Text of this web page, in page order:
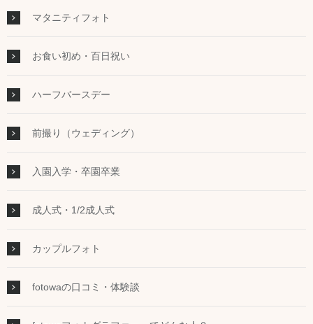
マタニティフォト
お食い初め・百日祝い
ハーフバースデー
前撮り（ウェディング）
入園入学・卒園卒業
成人式・1/2成人式
カップルフォト
fotowaの口コミ・体験談